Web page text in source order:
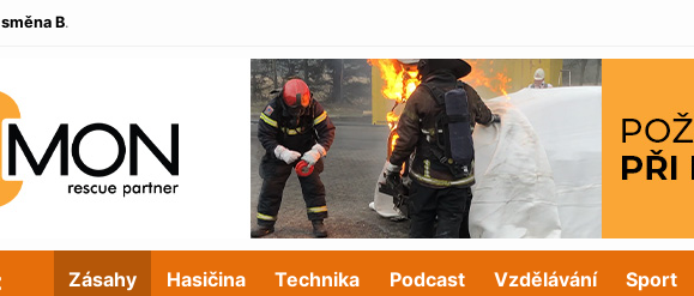
směna B.
Zásahy Hasičina Technika Podcast Vzdělávání Sport